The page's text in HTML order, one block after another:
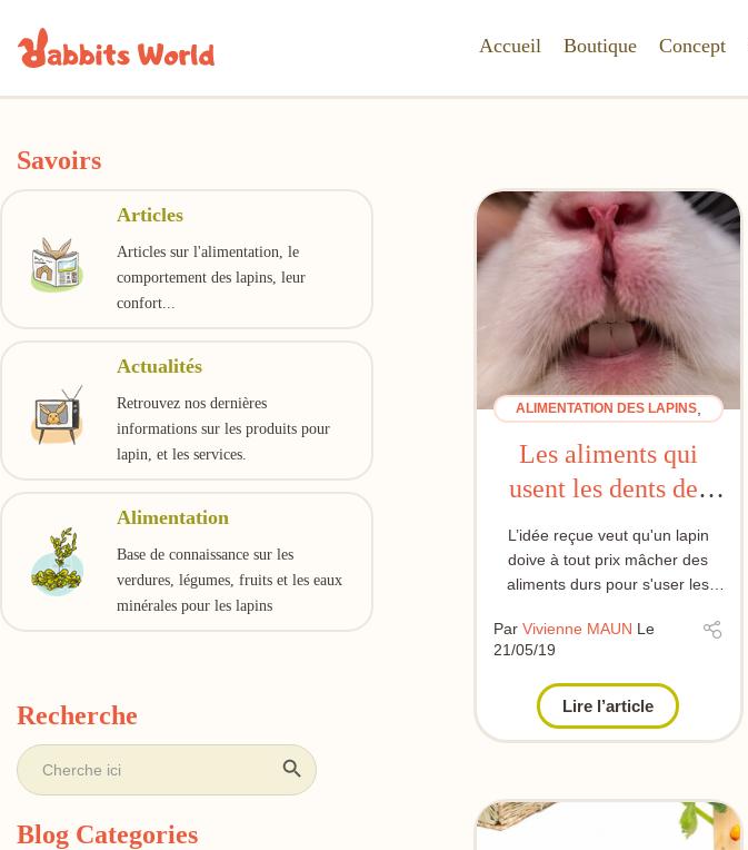
Accueil Boutique Concept
ALIMENTATION DES LAPINS,
Les aliments qui
usent les dents des
L’idée reçue veut qu'un lapin
doive à tout prix mâcher des
aliments durs pour s'user les
fausse...
Par Vivienne MAUN Le
21/05/19
Lire l’article
Savoirs
Articles
Articles sur l'alimentation, le
comportement des lapins, leur
confort...
Actualités
Retrouvez nos dernières
informations sur les produits pour
lapin, et les services.
Alimentation
Base de connaissance sur les
verdures, légumes, fruits et les eaux
minérales pour les lapins
Recherche
Search
for:
Blog Categories